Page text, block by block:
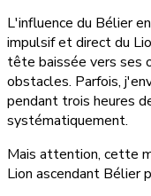
L'influence du Bélier
impulsif et direct du
tête baissée vers ses
obstacles. Parfois,
pendant trois heures
systématiquement.
Mais attention, cette
Lion ascendant Bélier